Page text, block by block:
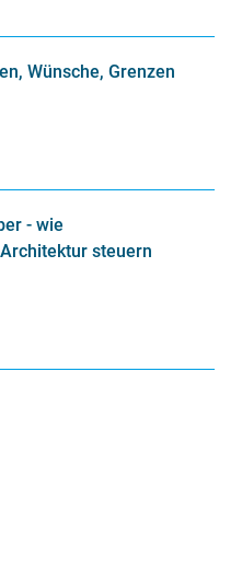
Wünsche, Grenzen
- wie
steuern